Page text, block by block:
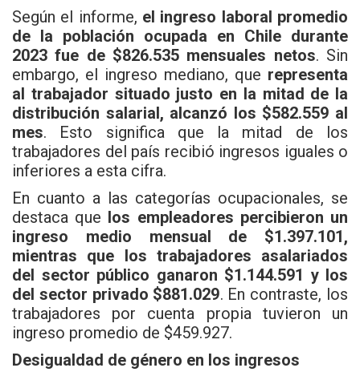
Según el informe, el ingreso laboral promedio
de la población ocupada en Chile durante
2023 fue de $826.535 mensuales netos. Sin
embargo, el ingreso mediano, que representa
al trabajador situado justo en la mitad de la
distribución salarial, alcanzó los $582.559 al
mes. Esto significa que la mitad de los
trabajadores del país recibió ingresos iguales o
inferiores a esta cifra.
En cuanto a las categorías ocupacionales, se
destaca que los empleadores percibieron un
ingreso medio mensual de $1.397.101,
mientras que los trabajadores asalariados
del sector público ganaron $1.144.591 y los
del sector privado $881.029. En contraste, los
trabajadores por cuenta propia tuvieron un
ingreso promedio de $459.927.
Desigualdad de género en los ingresos